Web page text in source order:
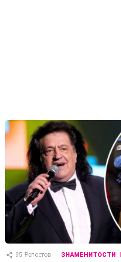
95 Репостов ЗНАМЕНИТОСТИ